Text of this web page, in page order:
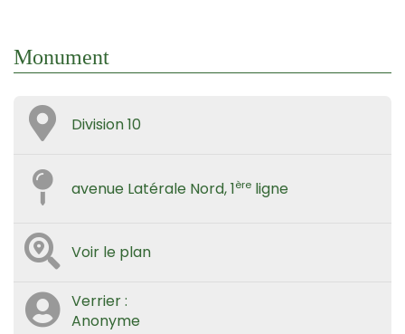
Monument
Division 10
avenue Latérale Nord, 1ère ligne
Voir le plan
Verrier :
Anonyme